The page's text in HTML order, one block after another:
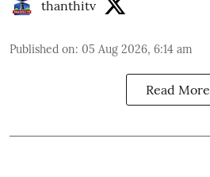
thanthitv
Published on: 05 Aug 2026, 6:14 am
Read More